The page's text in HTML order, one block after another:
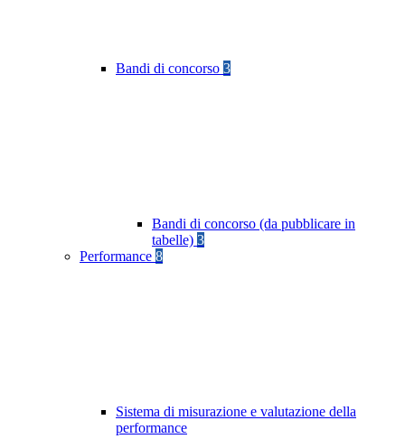
Bandi di concorso 3
Bandi di concorso (da pubblicare in
tabelle) 3
Performance 8
Sistema di misurazione e valutazione della
performance